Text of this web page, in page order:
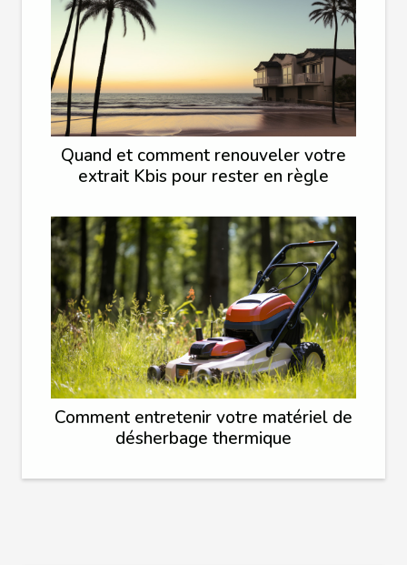
Quand et comment renouveler votre
extrait Kbis pour rester en règle
Comment entretenir votre matériel de
désherbage thermique